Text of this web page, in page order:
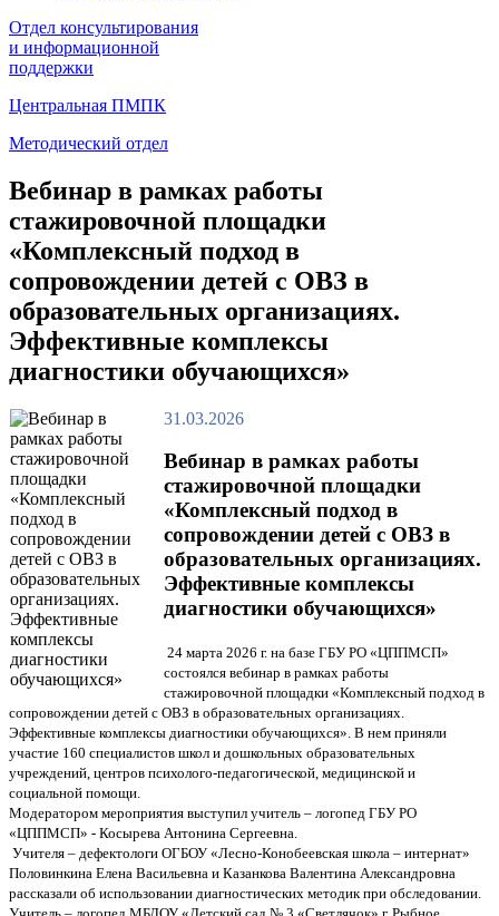
Отдел консультирования
и информационной
поддержки
Центральная ПМПК
Методический отдел
Вебинар в рамках работы
стажировочной площадки
«Комплексный подход в
сопровождении детей с ОВЗ в
образовательных организациях.
Эффективные комплексы
диагностики обучающихся»
31.03.2026
Вебинар в рамках работы
стажировочной площадки
«Комплексный подход в
сопровождении детей с ОВЗ в
образовательных организациях.
Эффективные комплексы
диагностики обучающихся»
24 марта 2026 г. на базе ГБУ РО «ЦППМСП»
состоялся вебинар в рамках работы
стажировочной площадки «Комплексный подход в
сопровождении детей с ОВЗ в образовательных организациях.
Эффективные комплексы диагностики обучающихся». В нем приняли
участие 160 специалистов школ и дошкольных образовательных
учреждений, центров психолого-педагогической, медицинской и
социальной помощи.
Модератором мероприятия выступил учитель – логопед ГБУ РО
«ЦППМСП» - Косырева Антонина Сергеевна.
Учителя – дефектологи ОГБОУ «Лесно-Конобеевская школа – интернат»
Половинкина Елена Васильевна и Казанкова Валентина Александровна
рассказали об использовании диагностических методик при обследовании.